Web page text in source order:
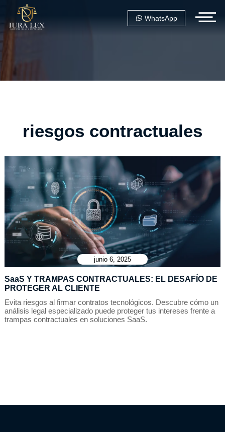
WhatsApp
riesgos contractuales
junio 6, 2025
SaaS Y TRAMPAS CONTRACTUALES: EL DESAFÍO DE
PROTEGER AL CLIENTE
Evita riesgos al firmar contratos tecnológicos. Descubre cómo un
análisis legal especializado puede proteger tus intereses frente a
trampas contractuales en soluciones SaaS.